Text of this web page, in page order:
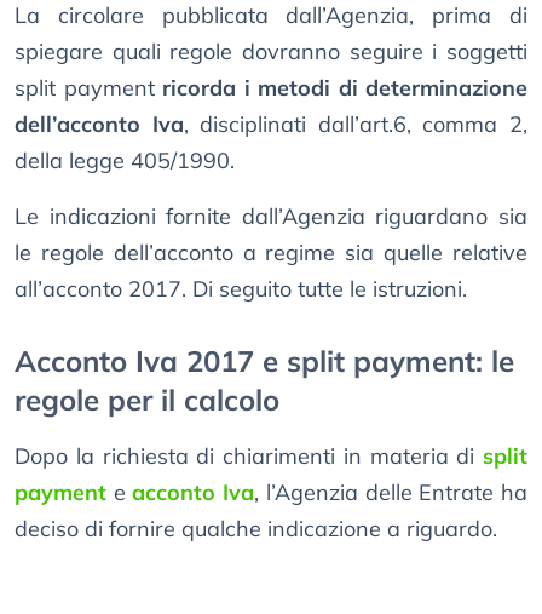
La circolare pubblicata dall’Agenzia, prima di
spiegare quali regole dovranno seguire i soggetti
split payment ricorda i metodi di determinazione
dell’acconto Iva, disciplinati dall’art.6, comma 2,
della legge 405/1990.
Le indicazioni fornite dall’Agenzia riguardano sia
le regole dell’acconto a regime sia quelle relative
all’acconto 2017. Di seguito tutte le istruzioni.
Acconto Iva 2017 e split payment: le
regole per il calcolo
Dopo la richiesta di chiarimenti in materia di split
payment eacconto Iva, l’Agenzia delle Entrate ha
deciso di fornire qualche indicazione a riguardo.